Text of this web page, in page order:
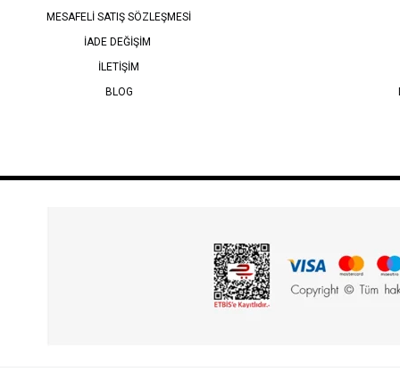
MESAFELİ SATIŞ SÖZLEŞMESİ
İADE DEĞİŞİM
İLETİŞİM
BLOG